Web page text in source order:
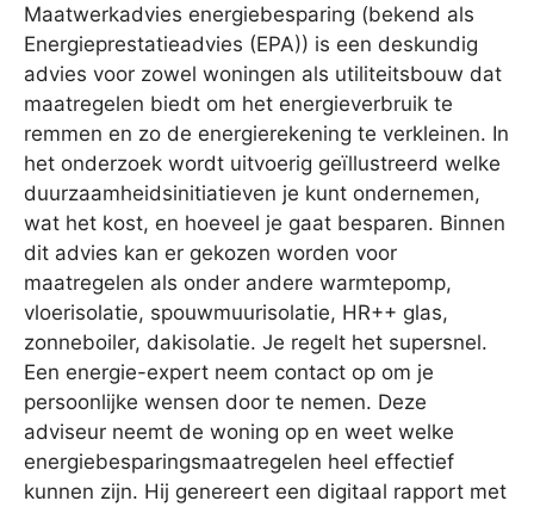
Maatwerkadvies energiebesparing (bekend als
Energieprestatieadvies (EPA)) is een deskundig
advies voor zowel woningen als utiliteitsbouw dat
maatregelen biedt om het energieverbruik te
remmen en zo de energierekening te verkleinen. In
het onderzoek wordt uitvoerig geïllustreerd welke
duurzaamheidsinitiatieven je kunt ondernemen,
wat het kost, en hoeveel je gaat besparen. Binnen
dit advies kan er gekozen worden voor
maatregelen als onder andere warmtepomp,
vloerisolatie, spouwmuurisolatie, HR++ glas,
zonneboiler, dakisolatie. Je regelt het supersnel.
Een energie-expert neem contact op om je
persoonlijke wensen door te nemen. Deze
adviseur neemt de woning op en weet welke
energiebesparingsmaatregelen heel effectief
kunnen zijn. Hij genereert een digitaal rapport met